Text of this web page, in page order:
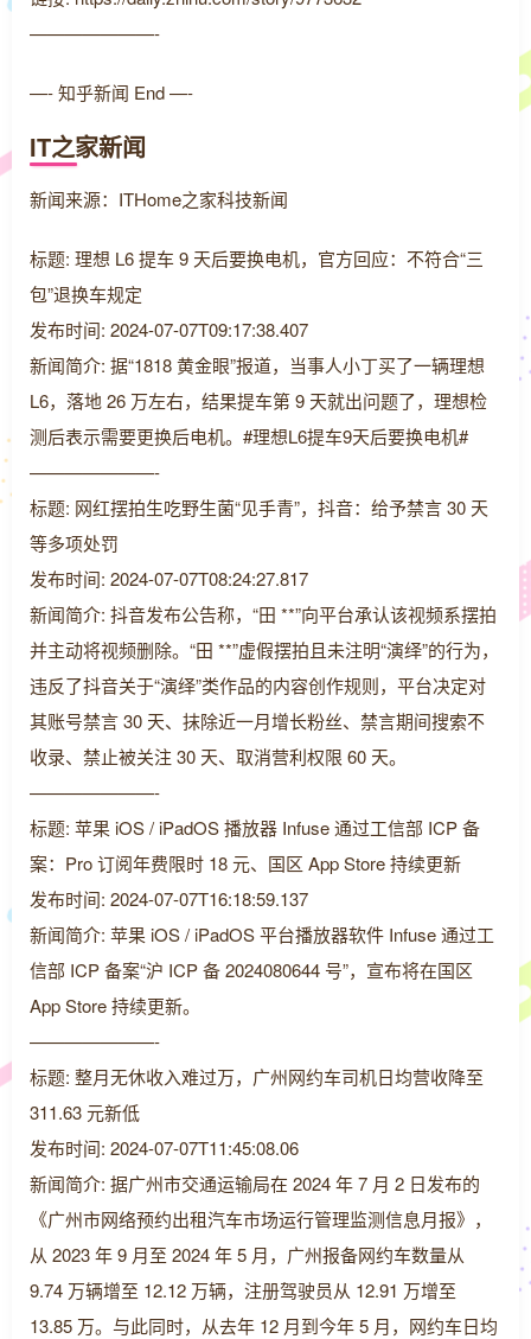
———————-
—- 知乎新闻 End —-
IT之家新闻
新闻来源：ITHome之家科技新闻
标题: 理想 L6 提车 9 天后要换电机，官方回应：不符合“三
包”退换车规定
发布时间: 2024-07-07T09:17:38.407
新闻简介: 据“1818 黄金眼”报道，当事人小丁买了一辆理想
L6，落地 26 万左右，结果提车第 9 天就出问题了，理想检
测后表示需要更换后电机。#理想L6提车9天后要换电机#
———————-
标题: 网红摆拍生吃野生菌“见手青”，抖音：给予禁言 30 天
等多项处罚
发布时间: 2024-07-07T08:24:27.817
新闻简介: 抖音发布公告称，“田 **”向平台承认该视频系摆拍
并主动将视频删除。“田 **”虚假摆拍且未注明“演绎”的行为，
违反了抖音关于“演绎”类作品的内容创作规则，平台决定对
其账号禁言 30 天、抹除近一月增长粉丝、禁言期间搜索不
收录、禁止被关注 30 天、取消营利权限 60 天。
———————-
标题: 苹果 iOS / iPadOS 播放器 Infuse 通过工信部 ICP 备
案：Pro 订阅年费限时 18 元、国区 App Store 持续更新
发布时间: 2024-07-07T16:18:59.137
新闻简介: 苹果 iOS / iPadOS 平台播放器软件 Infuse 通过工
信部 ICP 备案“沪 ICP 备 2024080644 号”，宣布将在国区
App Store 持续更新。
———————-
标题: 整月无休收入难过万，广州网约车司机日均营收降至
311.63 元新低
发布时间: 2024-07-07T11:45:08.06
新闻简介: 据广州市交通运输局在 2024 年 7 月 2 日发布的
《广州市网络预约出租汽车市场运行管理监测信息月报》，
从 2023 年 9 月至 2024 年 5 月，广州报备网约车数量从
9.74 万辆增至 12.12 万辆，注册驾驶员从 12.91 万增至
13.85 万。与此同时，从去年 12 月到今年 5 月，网约车日均